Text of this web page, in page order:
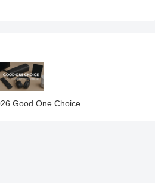
Good One Choice.